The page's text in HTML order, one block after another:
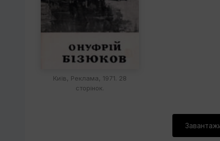
Київ, Реклама, 1971. 28
сторінок.